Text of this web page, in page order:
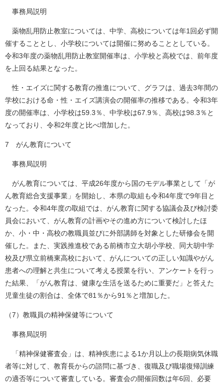
事務局説明
薬物乱用防止教室については、中学、高校については年1回必ず開
催することとし、小学校については開催に努めることとしている。
令和3年度の薬物乱用防止教室開催率は、小学校と高校では、前年度
を上回る結果となった。
性・エイズに関する教育の推進について、グラフは、過去3年間の
学校における命・性・エイズ講演会の開催率の推移である。令和3年
度の開催率は、小学校は59.3％、中学校は67.9％、高校は98.3％と
なっており、令和2年度と比べ増加した。
7 がん教育について
事務局説明
がん教育については、平成26年度から国のモデル事業として「が
ん教育総合支援事業」を開始し、本県の取組も令和4年度で9年目と
なった。令和4年度の取組では、がん教育に関する協議会及び検討委
員会において、がん教育の計画やその進め方について検討したほ
か、小・中・高校の教職員並びに外部講師を対象とした研修会を開
催した。また、実践推進校である前橋市立大胡小学校、同大胡中学
校及び県立前橋東高校において、がんについての正しい知識やがん
患者への理解と共生について考える授業を行い、アンケートを行っ
た結果、「がん教育は、健康な生活を送るために重要だ」と答えた
児童生徒の割合は、全体で81％から91％と増加した。
（7）教職員の精神保健等について
事務局説明
「精神保健審査会」は、精神疾患による1か月以上の長期病気休職
者等に対して、教育長からの諮問に基づき、復職及び職場復帰訓練
の適否等について審査している。審査会の開催回数は年6回、必要